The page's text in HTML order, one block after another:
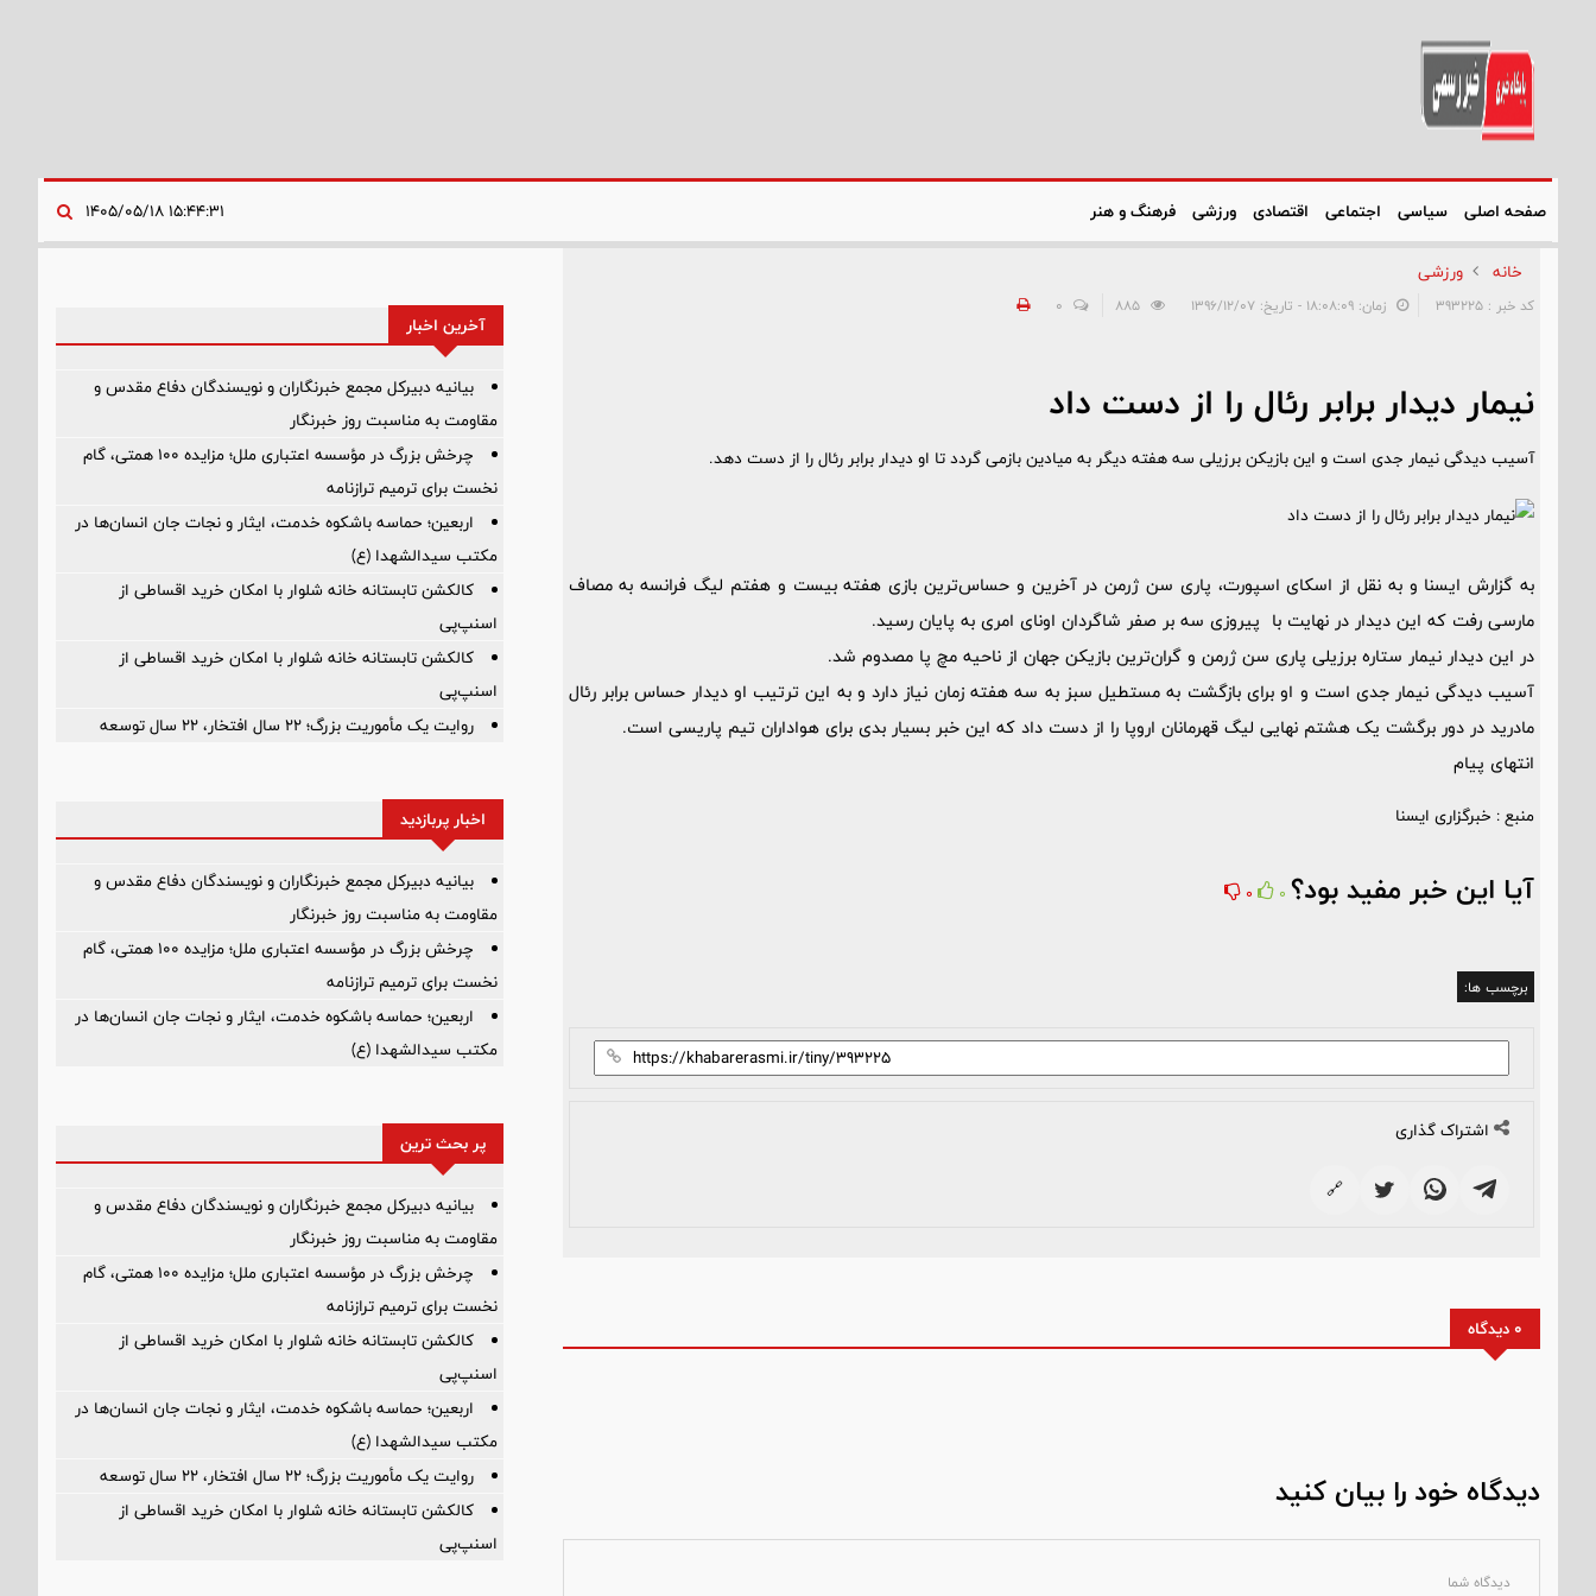
صفحه اصلی سیاسی اجتماعی اقتصادی ورزشی فرهنگ و هنر
خانه ورزشی
کد خبر : 393225 زمان: ۱۸:۰۸:۰۹ - تاریخ: ۱۳۹۶/۱۲/۰۷ 0
نیمار دیدار برابر رئال را از دست داد
آسیب دیدگی نیمار جدی است و این بازیکن برزیلی سه هفته دیگر به میادین بازمی گردد تا او دیدار برابر رئال را از دست دهد.
به گزارش ایسنا و به نقل از اسکای اسپورت، پاری سن ژرمن در آخرین و حساس‌ترین بازی هفته بیست و هفتم لیگ فرانسه به مصاف
مارسی رفت که این دیدار در نهایت با پیروزی سه بر صفر شاگردان اونای امری به پایان رسید.
در این دیدار نیمار ستاره برزیلی پاری سن ژرمن و گران‌ترین بازیکن جهان از ناحیه مچ پا مصدوم شد.
آسیب دیدگی نیمار جدی است و او برای بازگشت به مستطیل سبز به سه هفته زمان نیاز دارد و به این ترتیب او دیدار حساس برابر رئال
مادرید در دور برگشت یک هشتم نهایی لیگ قهرمانان اروپا را از دست داد که این خبر بسیار بدی برای هواداران تیم پاریسی است.
انتهای پیام
منبع : خبرگزاری ایسنا
آیا این خبر مفید بود؟ 0
0
برچسب ها:
اشتراک گذاری
🔗
0 دیدگاه
دیدگاه خود را بیان کنید
آخرین اخبار
بیانیه دبیرکل مجمع خبرنگاران و نویسندگان دفاع مقدس و
مقاومت به مناسبت روز خبرنگار
چرخش بزرگ در مؤسسه اعتباری ملل؛ مزایده ۱۰۰ همتی، گام
نخست برای ترمیم ترازنامه
اربعین؛ حماسه باشکوه خدمت، ایثار و نجات جان انسان‌ها در
مکتب سیدالشهدا (ع)
کالکشن تابستانه خانه شلوار با امکان خرید اقساطی از
اسنپ‌پی
کالکشن تابستانه خانه شلوار با امکان خرید اقساطی از
اسنپ‌پی
روایت یک مأموریت بزرگ؛ ۲۲ سال افتخار، ۲۲ سال توسعه
اخبار پربازدید
بیانیه دبیرکل مجمع خبرنگاران و نویسندگان دفاع مقدس و
مقاومت به مناسبت روز خبرنگار
چرخش بزرگ در مؤسسه اعتباری ملل؛ مزایده ۱۰۰ همتی، گام
نخست برای ترمیم ترازنامه
اربعین؛ حماسه باشکوه خدمت، ایثار و نجات جان انسان‌ها در
مکتب سیدالشهدا (ع)
پر بحث ترین
بیانیه دبیرکل مجمع خبرنگاران و نویسندگان دفاع مقدس و
مقاومت به مناسبت روز خبرنگار
چرخش بزرگ در مؤسسه اعتباری ملل؛ مزایده ۱۰۰ همتی، گام
نخست برای ترمیم ترازنامه
کالکشن تابستانه خانه شلوار با امکان خرید اقساطی از
اسنپ‌پی
اربعین؛ حماسه باشکوه خدمت، ایثار و نجات جان انسان‌ها در
مکتب سیدالشهدا (ع)
روایت یک مأموریت بزرگ؛ ۲۲ سال افتخار، ۲۲ سال توسعه
کالکشن تابستانه خانه شلوار با امکان خرید اقساطی از
اسنپ‌پی